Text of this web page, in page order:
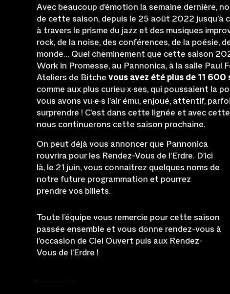
Avec beaucoup d’émotion la semaine dernière,
de cette saison, depuis le 25 août 2022 jusqu’à
à travers le prisme du jazz et des musiques
rock, de la noise, des conférences, de la poésie,
monde… Quel cheminement que cette saison
Work in Promesse, au Pannonica, à la salle Paul
Ateliers de Bitche vous avez été plus de 11
comme aux plus curieu·x·ses, qui poussaient la
vous avons vu·e·s l’air ému, enjoué, attentif,
surprendre ! C’est dans cette lignée et avec
nous continuerons cette saison prochaine.
On peut déjà vous annoncer que Pannonica
rouvrira pour les Rendez-Vous de l’Erdre. D’ici
là, le 21 juin, vous connaitrez quelques noms de
notre future programmation et pourrez
prendre vos billets.
Toute l’équipe vous remercie pour cette saison
passée ensemble et vous donne rendez-vous à
l’occasion de Ciel Ouvert puis aux Rendez-
Vous de l’Erdre !